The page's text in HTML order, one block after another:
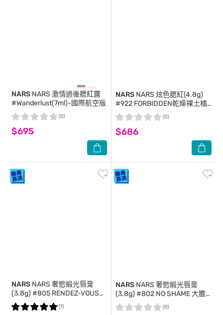
NARS NARS 激情過後腮紅露
#Wanderlust(7ml)-國際航空版
$695
(0)
NARS NARS 炫色腮紅(4.8g)
#922 FORBIDDEN乾燥裸土橘
_國際航空版
$686
(0)
NARS NARS 奢慾緞光唇膏
(3.8g) #805 RENDEZ-VOUS
神秘紅棕_國際航空版
(1)
NARS NARS 奢慾緞光唇膏
(3.8g) #802 NO SHAME 大膽
杏棕_國際航空版
(0)